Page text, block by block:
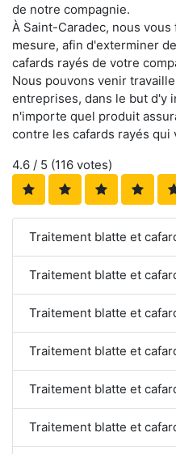
de notre compagnie.
À Saint-Caradec, nous
mesure, afin d'exterminer
cafards rayés de votre
Nous pouvons venir
entreprises, dans le but d'y
n'importe quel produit
contre les cafards rayés qui
4.6 / 5 (116 votes)
Traitement blatte et
Traitement blatte et
Traitement blatte et
Traitement blatte et
Traitement blatte et
Traitement blatte et